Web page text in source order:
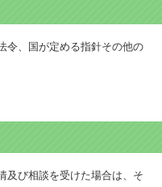
令、国が定める指針その他の
及び相談を受けた場合は、そ